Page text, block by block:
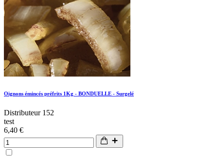
Oignons émincés préfrits 1Kg - BONDUELLE - Surgelé
Distributeur 152
test
6,40 €